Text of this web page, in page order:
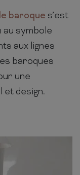
baroque s’est
symbole
aux lignes
baroques
une
design.